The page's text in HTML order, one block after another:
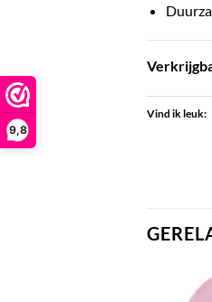
9,8
Vind ik leuk: